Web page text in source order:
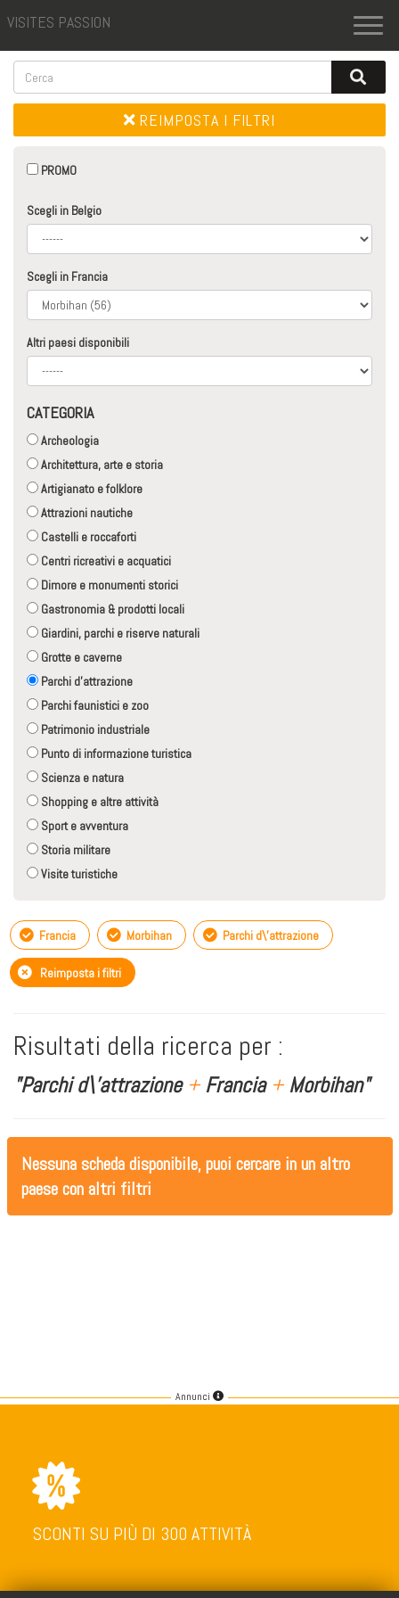
VISITES PASSION
REIMPOSTA I FILTRI
PROMO
Scegli in Belgio
Scegli in Francia
Altri paesi disponibili
CATEGORIA
Archeologia
Architettura, arte e storia
Artigianato e folklore
Attrazioni nautiche
Castelli e roccaforti
Centri ricreativi e acquatici
Dimore e monumenti storici
Gastronomia & prodotti locali
Giardini, parchi e riserve naturali
Grotte e caverne
Parchi d'attrazione
Parchi faunistici e zoo
Patrimonio industriale
Punto di informazione turistica
Scienza e natura
Shopping e altre attività
Sport e avventura
Storia militare
Visite turistiche
Francia Morbihan Parchi d\'attrazione
Reimposta i filtri
Risultati della ricerca per :
"Parchi d\'attrazione +Francia +Morbihan"
Nessuna scheda disponibile, puoi cercare in un altro
paese con altri filtri
Annunci
SCONTI SU PIÙ DI 300 ATTIVITÀ